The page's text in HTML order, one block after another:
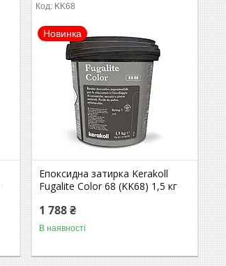
KK68
Новинка
Епоксидна затирка Kerakoll
Fugalite Color 68 (KK68) 1,5 кг
1 788 ₴
В наявності